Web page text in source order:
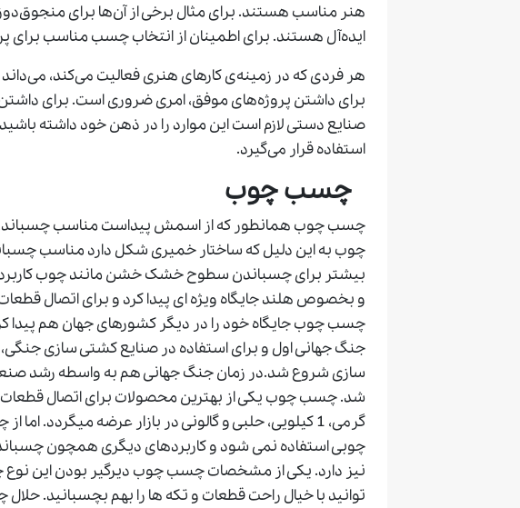
هنر مناسب هستند. برای مثال برخی از آن‌ها برای
ایده‌آل هستند. برای اطمینان از انتخاب چسب مناسب برای
هر فردی که در زمینه‌ی کارهای هنری فعالیت می‌کند،
برای داشتن پروژه‌های موفق، امری ضروری است. برای داشتن
صنایع دستی لازم است این موارد را در ذهن خود داشته
استفاده قرار می‌گیرد.
چسبچوب
چسب چوب همانطور که از اسمش پیداست مناسب
چوب به این دلیل که ساختار خمیری شکل دارد مناسب
و بخصوص هلند جایگاه ویژه ای پیدا کرد و برای اتصال
چسب چوب جایگاه خود را در دیگر کشورهای جهان هم
جنگ جهانی اول و برای استفاده در صنایع کشتی سازی
سازی شروع شد.در زمان جنگ جهانی هم به واسطه رشد
گرمی، 1 کیلویی، حلبی و گالونی در بازار عرضه
چوبی استفاده نمی شود و کاربردهای دیگری همچون
نیز دارد. یکی از مشخصات چسب چوب دیرگیر بودن این
توانید با خیال راحت قطعات و تکه ها را بهم بچسبانید.